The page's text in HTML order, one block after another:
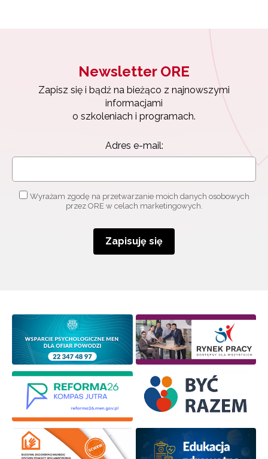
Newsletter ORE
Zapisz się i bądź na bieżąco z najnowszymi
informacjami
o szkoleniach i programach.
Adres e-mail:
Wyrażam zgodę na przetwarzanie moich danych osobowych
przez ORE w celach marketingowych.
Zapisuję się
Zapisz się i bądź na bieżąco z najnowszymi
informacjami
o szkoleniach i programach.
Adres e-mail:
Wyrażam zgodę na przetwarzanie moich danych
osobowych przez ORE w celach marketingowych.
Zapisuję się